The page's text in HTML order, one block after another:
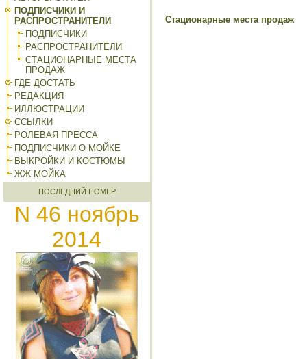
ПОДПИСЧИКИ И
РАСПРОСТРАНИТЕЛИ
ПОДПИСЧИКИ
РАСПРОСТРАНИТЕЛИ
СТАЦИОНАРНЫЕ МЕСТА
ПРОДАЖ
ГДЕ ДОСТАТЬ
РЕДАКЦИЯ
ИЛЛЮСТРАЦИИ
ССЫЛКИ
РОЛЕВАЯ ПРЕССА
ПОДПИСЧИКИ О МОЙКЕ
ВЫКРОЙКИ И КОСТЮМЫ
ЖЖ МОЙКА
ПОСЛЕДНИЙ НОМЕР
N 46 ноябрь
2014
Стационарные места продаж